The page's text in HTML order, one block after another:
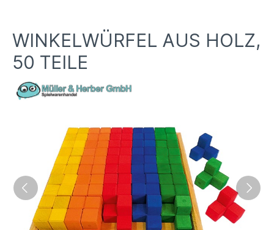
WINKELWÜRFEL AUS HOLZ,
50 TEILE